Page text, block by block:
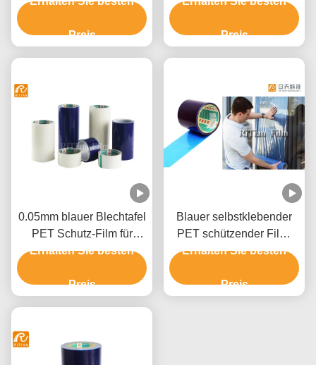
Preis Preis
0.05mm blauer Blechtafel
PET Schutz-Film für
zusammengesetzte
Erhalten Sie besten
Preis
Blauer selbstklebender
PET schützender Film-
Shatterproof Fenster-Film
Erhalten Sie besten
Preis